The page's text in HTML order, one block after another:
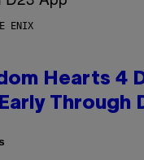
ENIX
Hearts 4
Through